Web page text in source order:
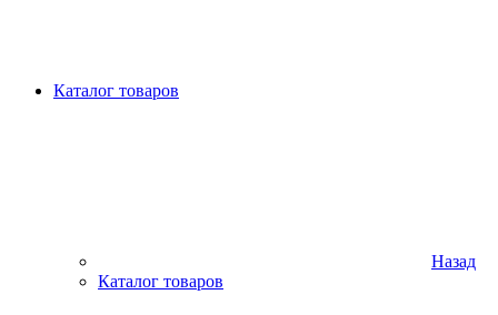
Каталог товаров
Назад
Каталог товаров